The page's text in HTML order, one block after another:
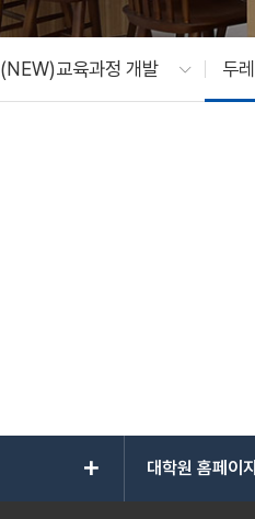
(NEW)교육과정 개발 두레
add 대학원 홈페이지